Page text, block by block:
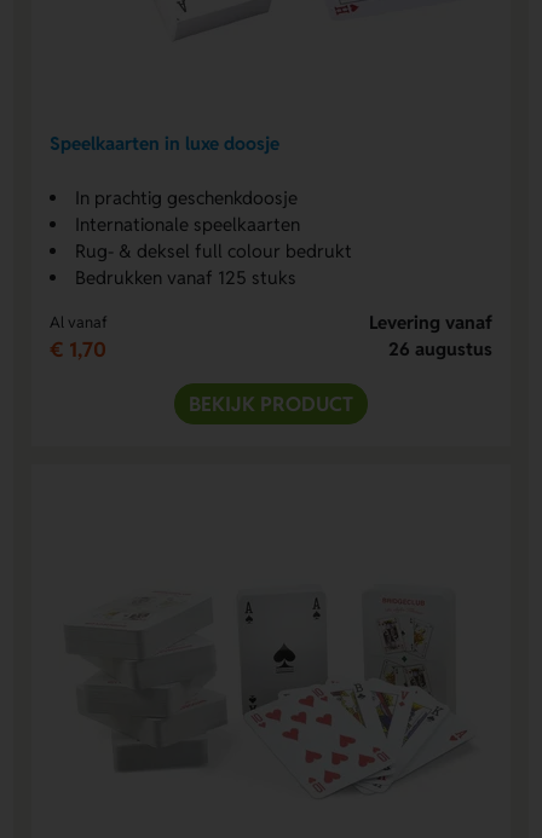
Speelkaarten in luxe doosje
In prachtig geschenkdoosje
Internationale speelkaarten
Rug- & deksel full colour bedrukt
Bedrukken vanaf 125 stuks
Al vanaf
€ 1,70
Levering vanaf
26 augustus
BEKIJK PRODUCT